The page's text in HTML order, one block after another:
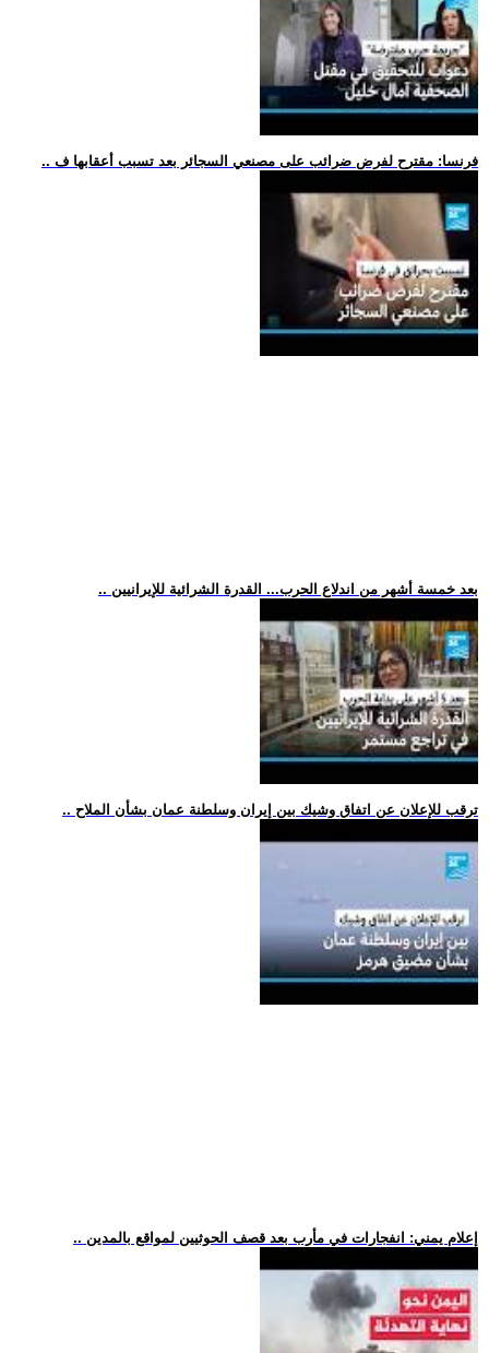
.. فرنسا: مقترح لفرض ضرائب على مصنعي السجائر بعد تسبب أعقابها ف
.. بعد خمسة أشهر من اندلاع الحرب... القدرة الشرائية للإيرانيين
.. ترقب للإعلان عن اتفاق وشيك بين إيران وسلطنة عمان بشأن الملاح
.. إعلام يمني: انفجارات في مأرب بعد قصف الحوثيين لمواقع بالمدين